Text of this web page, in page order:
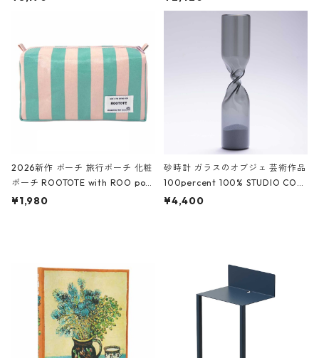
ーガンディー、オフホワイト
CODILE/Black クロコダイル/ブラ
2026新作 ポーチ 旅行ポーチ 化粧
ポーチ ROOTOTE with ROO pou
ch 3532 ルートート WR.ポーチ.ラ
¥1,980
砂時計 ガラスのオブジェ 芸術作品
100percent 100% STUDIO COH
AKU Timeless 100パーセント ス
¥4,400